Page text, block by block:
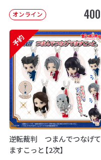
オンライン 400
予約
逆転裁判 つまんでつなげて
ますこっと【2次】